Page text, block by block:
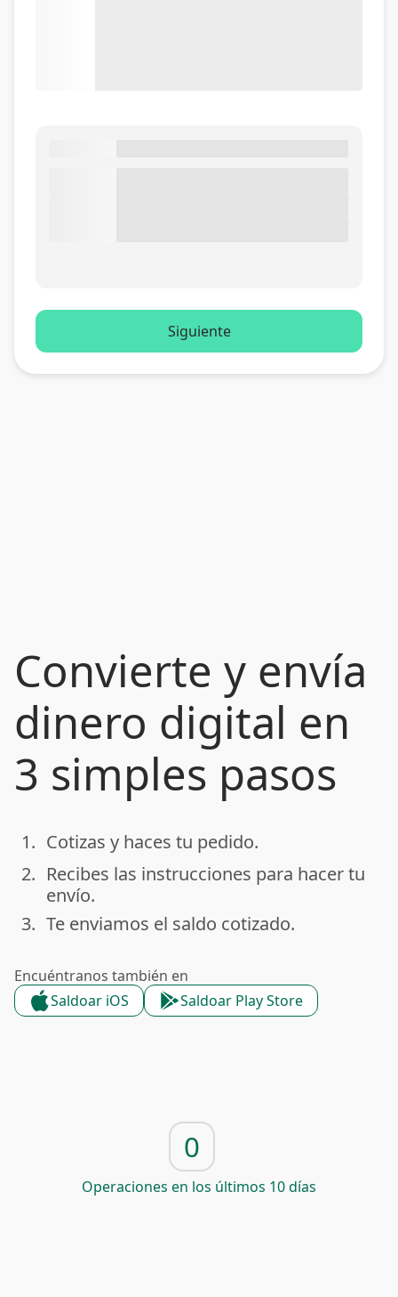
Convierte y envía
dinero digital en
3 simples pasos
done
1. Cotizas y haces tu pedido.
done
2. Recibes las instrucciones para hacer tu
envío.
done
3. Te enviamos el saldo cotizado.
Encuéntranos también en
Saldoar iOS
Saldoar Play Store
Siguiente
0
Operaciones en los últimos 10 días